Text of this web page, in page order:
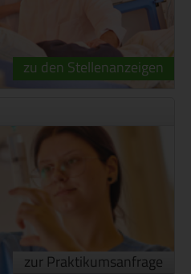
zu den Stellenanzeigen
zur Praktikumsanfrage